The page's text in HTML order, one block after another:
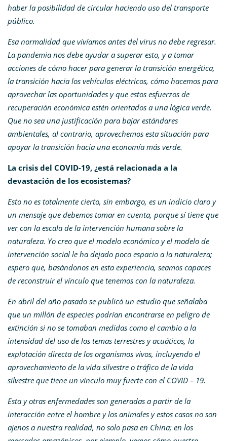
haber la posibilidad de circular haciendo uso del transporte
público.
Esa normalidad que vivíamos antes del virus no debe regresar.
La pandemia nos debe ayudar a superar esto, y a tomar
acciones de cómo hacer para generar la transición energética,
la transición hacia los vehículos eléctricos, cómo hacemos para
aprovechar las oportunidades y que estos esfuerzos de
recuperación económica estén orientados a una lógica verde.
Que no sea una justificación para bajar estándares
ambientales, al contrario, aprovechemos esta situación para
apoyar la transición hacia una economía más verde.
La crisis del COVID-19, ¿está relacionada a la
devastación de los ecosistemas?
Esto no es totalmente cierto, sin embargo, es un indicio claro y
un mensaje que debemos tomar en cuenta, porque sí tiene que
ver con la escala de la intervención humana sobre la
naturaleza. Yo creo que el modelo económico y el modelo de
intervención social le ha dejado poco espacio a la naturaleza;
espero que, basándonos en esta experiencia, seamos capaces
de reconstruir el vínculo que tenemos con la naturaleza.
En abril del año pasado se publicó un estudio que señalaba
que un millón de especies podrían encontrarse en peligro de
extinción si no se tomaban medidas como el cambio a la
intensidad del uso de los temas terrestres y acuáticos, la
explotación directa de los organismos vivos, incluyendo el
aprovechamiento de la vida silvestre o tráfico de la vida
silvestre que tiene un vínculo muy fuerte con el COVID – 19.
Esta y otras enfermedades son generadas a partir de la
interacción entre el hombre y los animales y estos casos no son
ajenos a nuestra realidad, no solo pasa en China; en los